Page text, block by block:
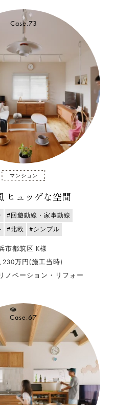
Case.73
マンション
ヒュッゲな空間
#回遊動線・家事動線
#北欧 #シンプル
市都筑区 K様
万円(施工当時)
ノベーション・リフォー
Case.67